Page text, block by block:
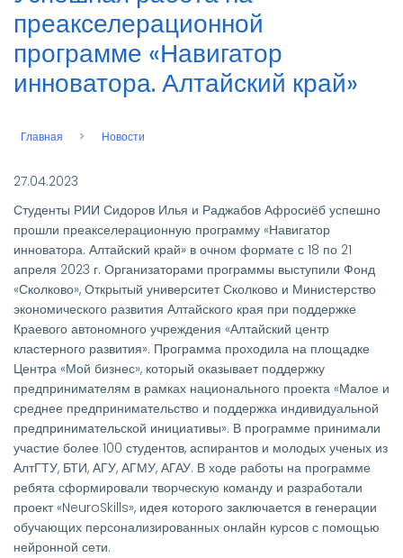
преакселерационной
программе «Навигатор
инноватора. Алтайский край»
Строка
Главная Новости
27.04.2023
Студенты РИИ Сидоров Илья и Раджабов Афросиёб успешно
прошли преакселерационную программу «Навигатор
инноватора. Алтайский край» в очном формате с 18 по 21
апреля 2023 г. Организаторами программы выступили Фонд
«Сколково», Открытый университет Сколково и Министерство
экономического развития Алтайского края при поддержке
Краевого автономного учреждения «Алтайский центр
кластерного развития». Программа проходила на площадке
Центра «Мой бизнес», который оказывает поддержку
предпринимателям в рамках национального проекта «Малое и
среднее предпринимательство и поддержка индивидуальной
предпринимательской инициативы». В программе принимали
участие более 100 студентов, аспирантов и молодых ученых из
АлтГТУ, БТИ, АГУ, АГМУ, АГАУ. В ходе работы на программе
ребята сформировали творческую команду и разработали
проект «NeuroSkills», идея которого заключается в генерации
обучающих персонализированных онлайн курсов с помощью
нейронной сети.